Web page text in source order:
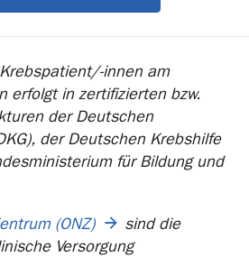
innen am
erfolgt in zertifizierten bzw.
der Deutschen
der Deutschen Krebshilfe
für Bildung und
(ONZ)
sind die
Versorgung